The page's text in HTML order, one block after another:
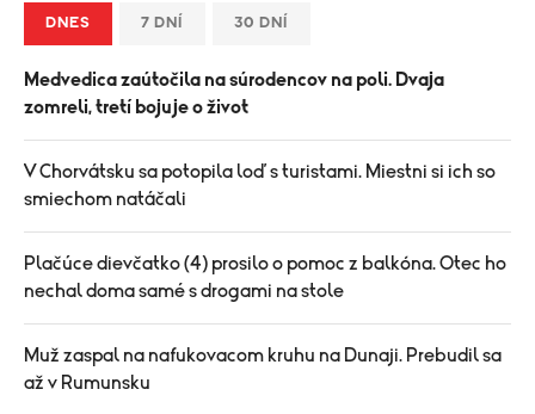
DNES 7 DNÍ 30 DNÍ
Medvedica zaútočila na súrodencov na poli. Dvaja
zomreli, tretí bojuje o život
V Chorvátsku sa potopila loď s turistami. Miestni si ich so
smiechom natáčali
Plačúce dievčatko (4) prosilo o pomoc z balkóna. Otec ho
nechal doma samé s drogami na stole
Muž zaspal na nafukovacom kruhu na Dunaji. Prebudil sa
až v Rumunsku